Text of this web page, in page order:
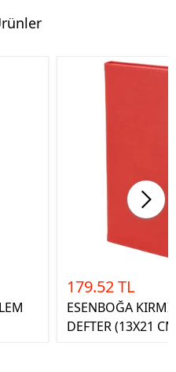
179.52 TL
ESENBOĞA
DEFTER (13X21